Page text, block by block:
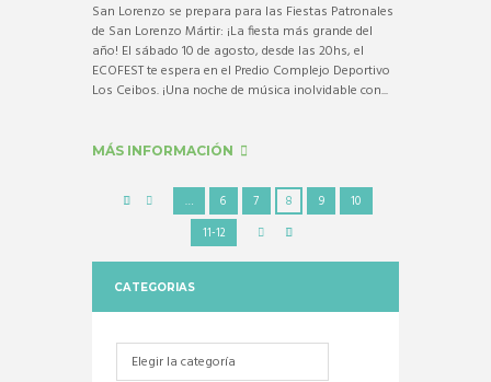
San Lorenzo se prepara para las Fiestas Patronales
de San Lorenzo Mártir: ¡La fiesta más grande del
año! El sábado 10 de agosto, desde las 20hs, el
ECOFEST te espera en el Predio Complejo Deportivo
Los Ceibos. ¡Una noche de música inolvidable con...
MÁS INFORMACIÓN
… 6 7 8 9
10
11-12
CATEGORIAS
Categorias